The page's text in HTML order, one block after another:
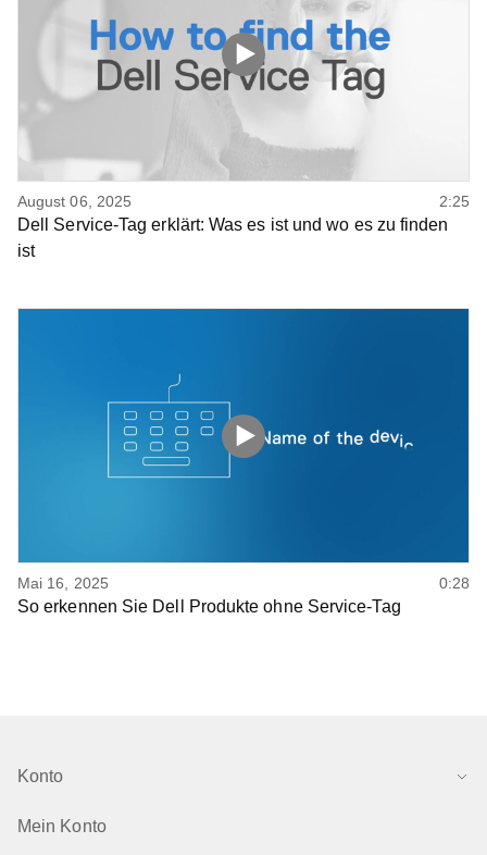
August 06, 2025 2:25
Dell Service-Tag erklärt: Was es ist und wo es zu finden
ist
Mai 16, 2025 0:28
So erkennen Sie Dell Produkte ohne Service-Tag
Konto
Mein Konto